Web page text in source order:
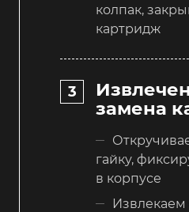
колпак,
картридж
замена
гайку,
в корпусе